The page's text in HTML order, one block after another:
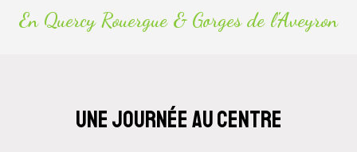
En Quercy Rouergue & Gorges de l'Aveyron
Une journée au centre